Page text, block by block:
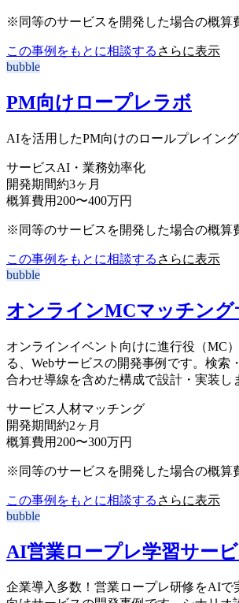
※同等のサービスを開発した場合の概算
この事例をもとに相談する さらに表示
bubble
PM向けロープレラボ
AIを活用したPM向けのロールプレイン
サービスAI・業務効率化
開発期間約3ヶ月
概算費用 200〜400万円
※同等のサービスを開発した場合の概算
この事例をもとに相談する さらに表示
bubble
オンラインMCマッチング
オンラインイベント向けに進行役（MC
る、Webサービスの開発事例です。検索
合わせ導線を含めた構成で設計・実装し
サービス 人材マッチング
開発期間約2ヶ月
概算費用 200〜300万円
※同等のサービスを開発した場合の概算
この事例をもとに相談する さらに表示
bubble
AI営業ロープレ学習サー
企業導入多数！営業ロープレ研修をAIで